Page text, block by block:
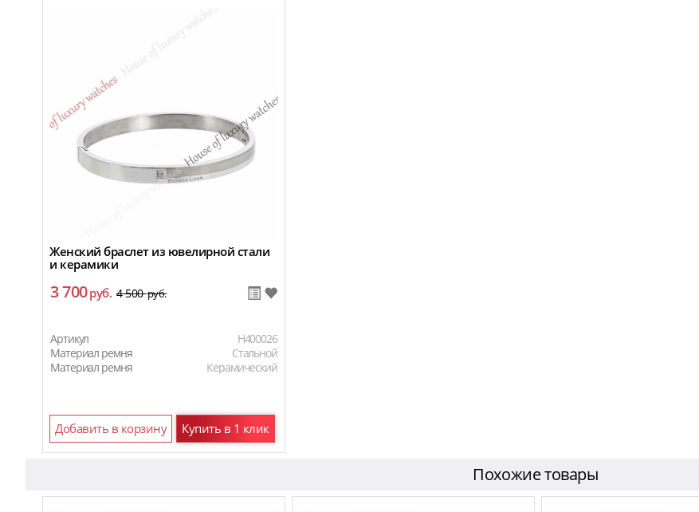
Женский браслет из ювелирной стали
и керамики
3 700руб. 4 500руб.
Артикул
H400026
Материал ремня
Стальной
Материал ремня
Керамический
Добавить в корзину Купить в 1 клик
Похожие товары